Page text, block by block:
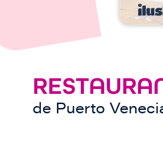
de Puerto